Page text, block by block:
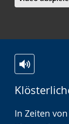
Leichten
Sprache
Audio-
Video
in
In Zeiten